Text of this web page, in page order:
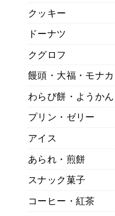
クッキー
ドーナツ
クグロフ
饅頭・大福・モナカ
わらび餅・ようかん
プリン・ゼリー
アイス
あられ・煎餅
スナック菓子
コーヒー・紅茶